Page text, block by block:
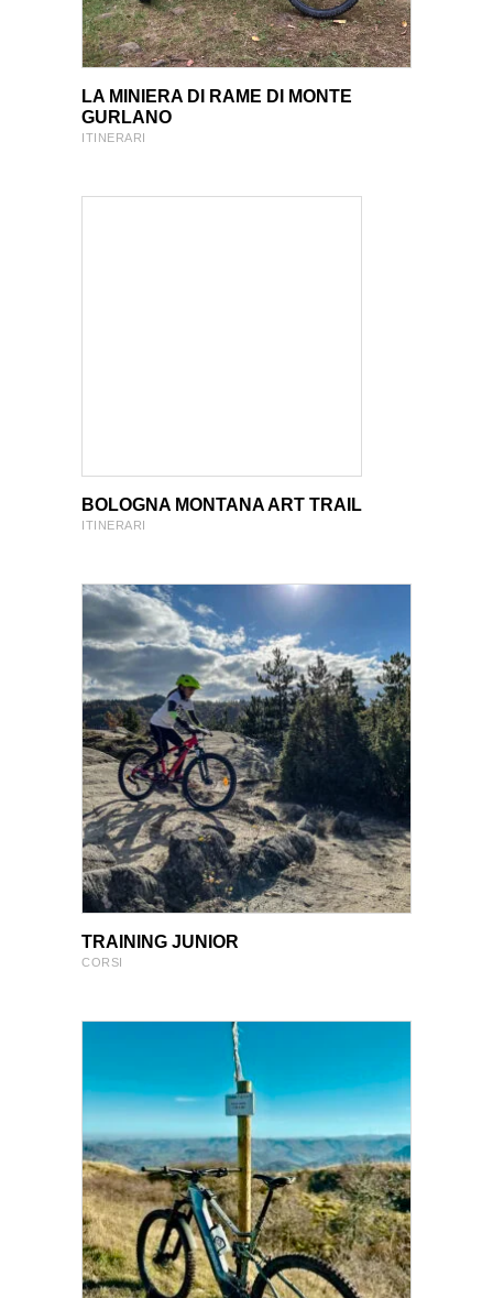
VIEW PRODUCT
VIEW PRODUCT
LA MINIERA DI RAME DI MONTE
GURLANO
ITINERARI
VIEW PRODUCT
VIEW PRODUCT
BOLOGNA MONTANA ART TRAIL
ITINERARI
VIEW PRODUCT
VIEW PRODUCT
TRAINING JUNIOR
CORSI